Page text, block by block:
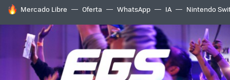
HOY SE HABLA DE
Mercado Libre Oferta WhatsApp IA Nintendo